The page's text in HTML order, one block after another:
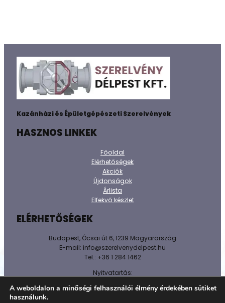
Kazánházi és Épületgépészeti Szerelvények
HASZNOS LINKEK
Főoldal
Elérhetőségek
Akciók
Újdonságok
Árlista
Elfekvő készlet
ELÉRHETŐSÉGEK
Budapest, Ócsai út 6, 1239 Magyarország
E-mail: info@szerelvenydelpest.hu
Tel.: +36 1 284 1462
Nyitvatartás:
Sz-V: Zárva!
A weboldalon a minőségi felhasználói élmény érdekében sütiket
használunk.